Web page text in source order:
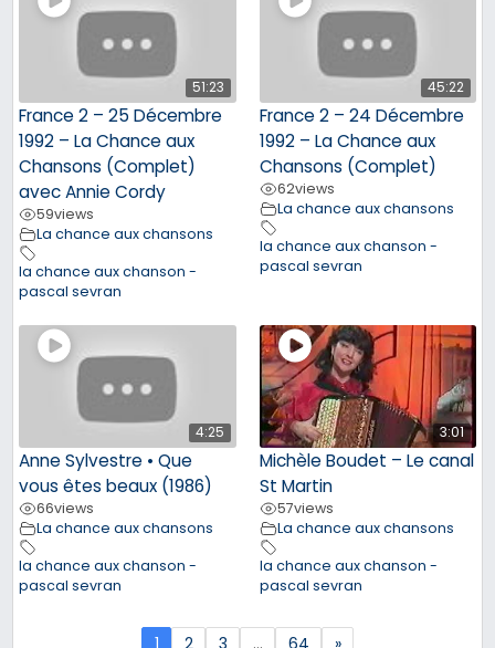
51:23
France 2 – 25 Décembre
1992 – La Chance aux
Chansons (Complet)
avec Annie Cordy
59views
La chance aux chansons
la chance aux chanson -
pascal sevran
45:22
France 2 – 24 Décembre
1992 – La Chance aux
Chansons (Complet)
62views
La chance aux chansons
la chance aux chanson -
pascal sevran
4:25
Anne Sylvestre • Que
vous êtes beaux (1986)
66views
La chance aux chansons
la chance aux chanson -
pascal sevran
3:01
Michèle Boudet – Le canal
St Martin
57views
La chance aux chansons
la chance aux chanson -
pascal sevran
1 2 3 … 64 »